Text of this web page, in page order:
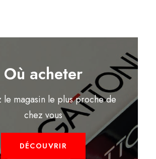
Où acheter
le magasin le plus proche de
chez vous
DÉCOUVRIR